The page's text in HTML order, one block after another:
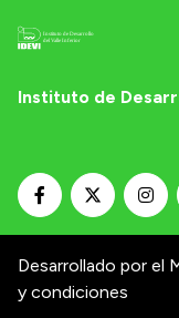
Instituto de
Desarrollado por el
y condiciones